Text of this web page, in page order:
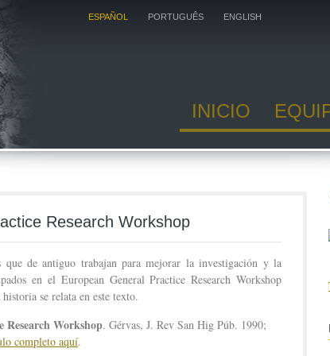
ESPAÑOL PORTUGUÊS ENGLISH
INICIO
Research Workshop
que de antiguo trabajan para mejorar la investigación y la
en el European General Practice Research Workshop
se relata en este texto.
Research Workshop. Gérvas, J. Rev San Hig Púb. 1990;
completo aquí.